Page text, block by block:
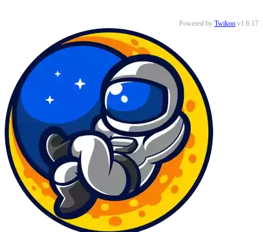
Powered by Twikoo v1.6.17